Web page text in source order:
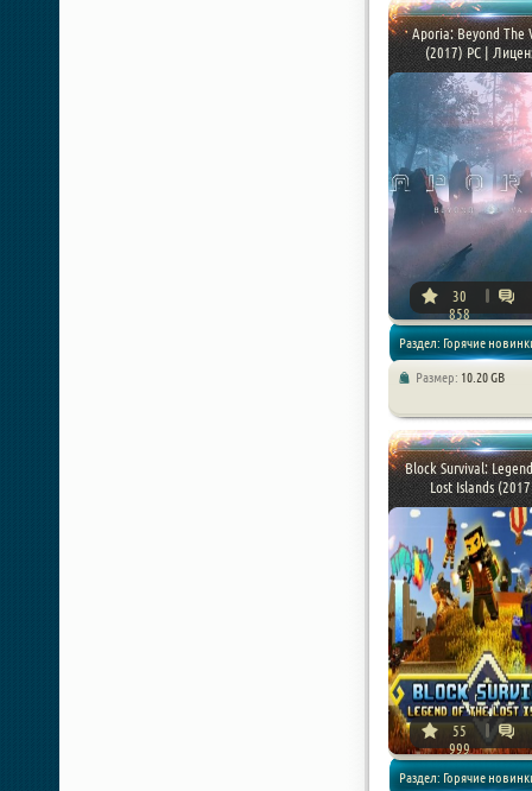
Aporia: Beyond The
(2017) PC |
30
858
Раздел: Горячие
Размер: 10.20 GB
Block Survival:
Lost Islands
55
999
Раздел: Горячие